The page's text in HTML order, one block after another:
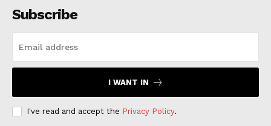
Subscribe
I WANT IN
I've read and accept the Privacy Policy.